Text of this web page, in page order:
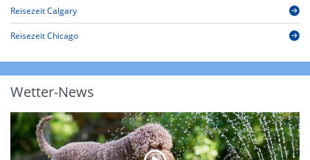
Reisezeit Calgary
Reisezeit Chicago
Wetter-News